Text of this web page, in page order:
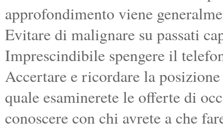
approfondimento viene
Evitare di malignare su passati
Imprescindibile spengere il
Accertare e ricordare la
quale esaminerete le offerte di
conoscere con chi avrete a che